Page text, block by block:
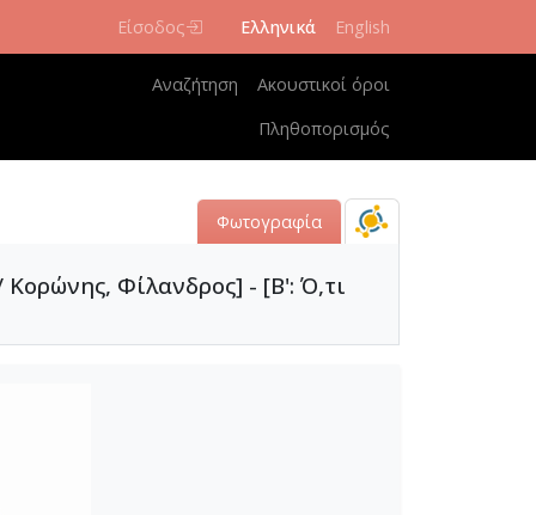
Είσοδος Ελληνικά English
Κεντρική πλοήγηση
Αναζήτηση
Ακουστικοί όροι
Πληθοπορισμός
Φωτογραφία
Φίλανδρος] - [Β': Ό,τι